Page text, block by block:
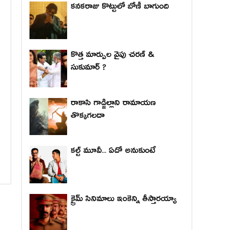
కనకరాజు కొట్టులో బోణీ బాగుంది
కొత్త మార్పుల వైపు చరణ్ &
సుకుమార్ ?
రాకాసి గాడ్జిల్లాని రామాయణ
తొక్కగలదా
కల్ట్ మూవీ... ఏదో అనుకుంటే
క్రైమ్ సినిమాలు ఇంకెన్ని తీస్తారయ్యా